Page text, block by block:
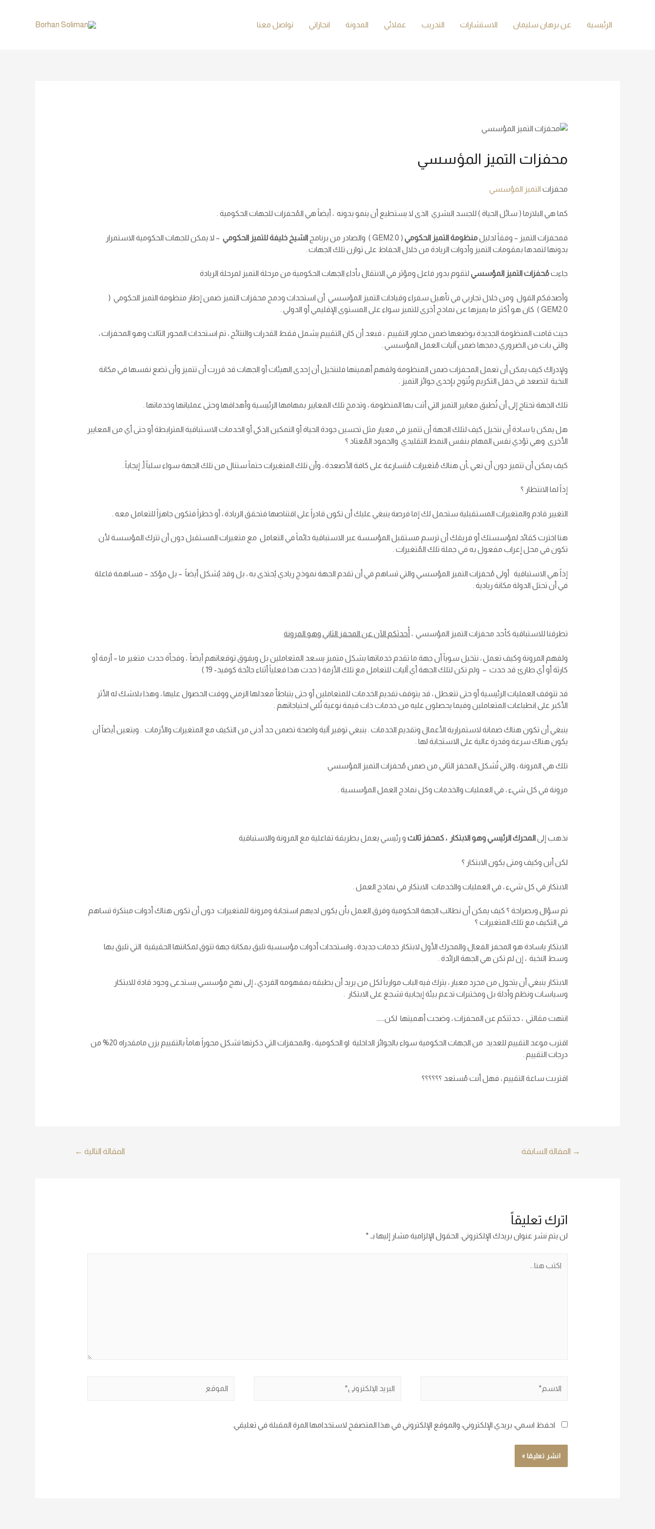
الرئيسية عن برهان سليمان الاستشارات التدريب عملائي المدونة انجازاتي تواصل معنا
محفزات التميز المؤسسي
محفزات التميز المؤسسي
كما هي البلازما ( سائل الحياة ) للجسد البشري الذى لا يستطيع أن ينمو بدونه ، أيضاً هي المُحفزات للجهات الحكومية .
فمحفزات التميز – وفقاً لدليلمنظومة التميز الحكومي( GEM2.0 ) والصادر من برنامج الشيخ خليفة للتميز الحكومي– لا يمكن للجهات الحكومية الاستمرار
بدونها لتمدها بمقومات التميز وأدوات الريادة من خلال الحفاظ على توازن تلك الجهات .
جاءتمُحفزات التميز المؤسسيلتقوم بدور فاعل ومؤثر في الانتقال بأداء الجهات الحكومية من مرحلة التميز لمرحلة الريادة
وأصدقكم القول ومن خلال تجاربي في تأهيل سفراء وقيادات التميز المؤسسي أن استحداث ودمج محفزات التميز ضمن إطار منظومة التميز الحكومي (
GEM2.0 ) كان هو أكثر ما يميزها عن نماذج أخرى للتميز سواء على المستوى الإقليمي أو الدولي .
حيث قامت المنظومة الجديدة بوضعها ضمن محاور التقييم ، فبعد أن كان التقييم يشمل فقط القدرات والنتائج ، تم استحداث المحور الثالث وهو المحفزات ،
والتي بات من الضروري دمجها ضمن آليات العمل المؤسسي .
ولإدراك كيف يمكن أن تعمل المحفزات ضمن المنظومة ولفهم أهميتها فلنتخيل أن إحدى الهيئات أو الجهات قد قررت أن تتميز وأن تضع نفسها في مكانة
النخبة لتصعد في حفل التكريم وتُتوج بإحدى جوائز التميز .
تلك الجهة تحتاج إلى أن تُطبق معايير التميز التي أتت بها المنظومة ، وتدمج تلك المعايير بمهامها الرئيسية وأهدافها وحتى عملياتها وخدماتها .
هل يمكن يا سادة أن نتخيل كيف لتلك الجهة أن تتميز في معيار مثل تحسين جودة الحياة أو التمكين الذكي أو الخدمات الاستباقية المترابطة أو حتى أي من المعايير
الأخرى وهي تؤدي نفس المهام بنفس النمط التقليدي والجمود المُعتاد ؟
كيف يمكن أن تتميز دون أن تعي ـأن هناك مُتغيرات مُتسارعة على كافة الأصعدة ، وأن تلك المتغيرات حتماً ستنال من تلك الجهة سواء سلباً أ, إيجاباً .
إذاً لما الانتظار ؟
التغيير قادم والمتغيرات المستقبلية ستحمل لك إما فرصة ينبغي عليك أن تكون قادراً على اقتناصها فتحقق الريادة ، أو خطراً فتكون جاهزاً للتعامل معه .
هنا اخترت كقائد لمؤسستك أو فريقك أن ترسم مستقبل المؤسسة عبر الاستباقية دائماً في التعامل مع متغيرات المستقبل دون أن تترك المؤسسة لأن
تكون في محل إعراب مفعول به في جملة تلك المُتغيرات .
إذاً هي الاستباقية أولى مُحفزات التميز المؤسسي والتي تساهم في أن تقدم الجهة نموذج ريادي يُحتذى به ، بل وقد يُشكل أيضاً – بل مؤكد – مساهمة فاعلة
في أن تحتل الدولة مكانة ريادية .
تطرقنا للاستباقية كأحد محفزات التميز المؤسسي ، أُحدثكم الآن عن المحفز الثاني وهو المرونة
ولفهم المرونة وكيف تعمل ، نتخيل سوياً أن جهة ما تقدم خدماتها بشكل متميز يسعد المتعاملين بل ويفوق توقعاتهم أيضاً ، وفجأة حدث متغير ما – أزمة أو
كارثة أو أي طارئ قد حدث – ولم تكن لتلك الجهة أي آليات للتعامل مع تلك الأزمة ( حدث هذا فعلياً أثناء جائحة كوفيد- 19 )
قد تتوقف العمليات الرئيسية أو حتى تتعطل ، قد يتوقف تقديم الخدمات للمتعاملين أو حتى يتباطأ معدلها الزمني ووقت الحصول عليها ، وهذا بلاشك له الأثر
الأكبر على انطباعات المتعاملين وفيما يحصلون عليه من خدمات ذات قيمة نوعية تُلبي احتياجاتهم .
ينبغي أن تكون هناك ضمانة لاستمرارية الأعمال وتقديم الخدمات . ينبغي توفير آلية واضحة تضمن حد أدنى من التكيف مع المتغيرات والأزمات . ويتعين أيضاً أن
يكون هناك سرعة وقدرة عالية على الاستجابة لها .
تلك هي المرونة ، والتي تُشكل المحفز الثاني من ضمن مُحفزات التميز المؤسسي
مرونة في كل شيء ، في العمليات والخدمات وكل نماذج العمل المؤسسية .
نذهب إلىالمحرك الرئيسي وهو الابتكار ، كمحفز ثالثو رئيسي يعمل بطريقة تفاعلية مع المرونة والاستباقية
لكن أين وكيف ومتى يكون الابتكار ؟
الابتكار في كل شيء ، في العمليات والخدمات الابتكار في نماذج العمل .
ثم سؤال وبصراحة ؟ كيف يمكن أن نطالب الجهة الحكومية وفرق العمل بأن يكون لديهم استجابة ومرونة للمتغيرات دون أن تكون هناك أدوات مبتكرة تساهم
في التكيف مع تلك المتغيرات ؟
الابتكار ياسادة هو المحفز الفعال والمحرك الأول لابتكار خدمات جديدة ، واستحداث أدوات مؤسسية تليق بمكانة جهة تتوق لمكانتها الحقيقية التي تليق بها
وسط النخبة ، إن لم تكن هي الجهة الرائدة .
الابتكار ينبغي أن يتحول من مجرد معيار ، يترك فيه الباب موارباً لكل من يريد أن يطبقه بمفهومه الفردي ، إلى نهج مؤسسي يستدعى وجود قادة للابتكار
وسياسات ونظم وأدلة بل ومختبرات تدعم بيئة إيجابية تشجع على الابتكار .
انتهت مقالتي ، حدثتكم عن المحفزات ، وضحت أهميتها لكن…….
اقترب موعد التقييم للعديد من الجهات الحكومية سواء بالجوائز الداخلية او الحكومية ، والمحفزات التي ذكرتها تشكل محوراً هاماً بالتقييم يزن مامقدراه 20% من
درجات التقييم .
اقتربت ساعة التقييم ، فهل أنت مُستعد ؟؟؟؟؟؟
→ المقالة السابقة المقالة التالية ←
اترك تعليقاً
لن يتم نشر عنوان بريدك الإلكتروني. الحقول الإلزامية مشار إليها بـ *
احفظ اسمي، بريدي الإلكتروني، والموقع الإلكتروني في هذا المتصفح لاستخدامها المرة المقبلة في تعليقي.